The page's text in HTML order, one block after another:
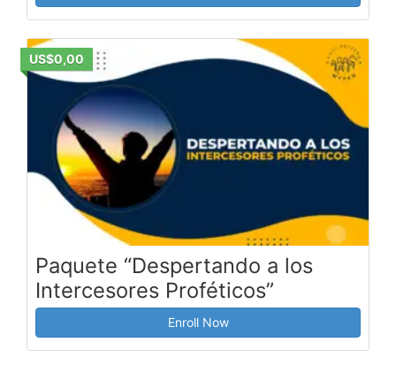
US$0,00
Paquete “Despertando a los
Intercesores Proféticos”
Enroll Now